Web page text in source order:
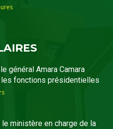
général Amara Camara
fonctions présidentielles
le ministère en charge de la